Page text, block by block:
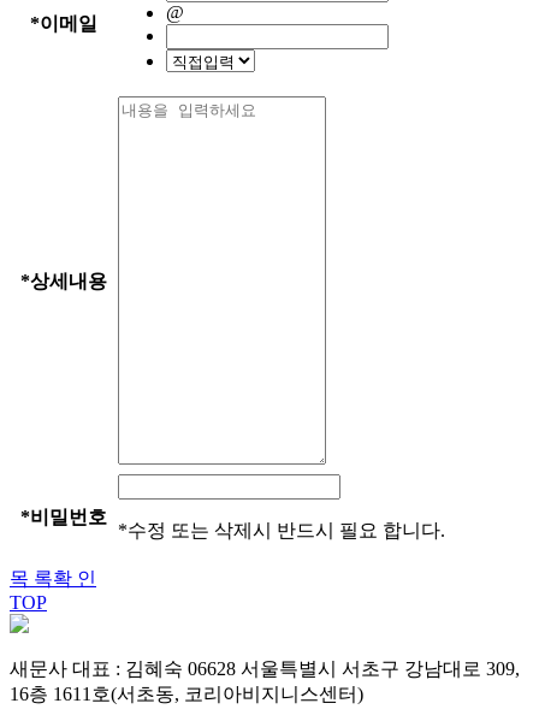
*이메일
@
*상세내용
*비밀번호
*수정 또는 삭제시 반드시 필요 합니다.
목 록확 인
TOP
새문사 대표 : 김혜숙 06628 서울특별시 서초구 강남대로 309,
16층 1611호(서초동, 코리아비지니스센터)